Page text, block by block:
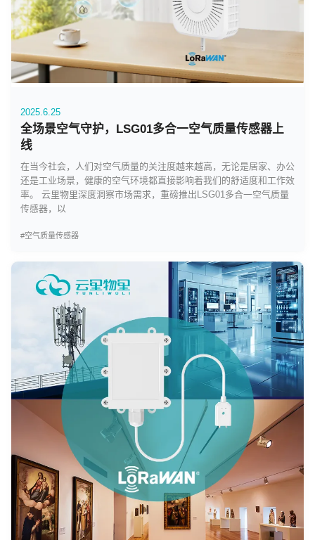
2025.6.25
全场景空气守护，LSG01多合一空气质量传感器上
线
在当今社会，人们对空气质量的关注度越来越高，无论是居家、办公
还是工业场景，健康的空气环境都直接影响着我们的舒适度和工作效
率。 云里物里深度洞察市场需求，重磅推出LSG01多合一空气质量
传感器，以
#空气质量传感器